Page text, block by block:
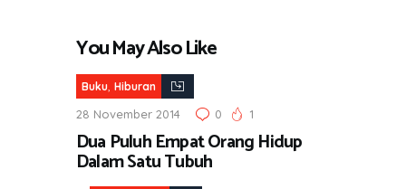
You May Also Like
Buku, Hiburan
28 November 2014 0 1
Dua Puluh Empat Orang Hidup
Dalam Satu Tubuh